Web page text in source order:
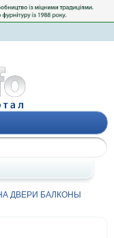
ДВЕРИ БАЛКОНЫ